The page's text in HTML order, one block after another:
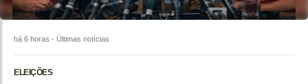
há 6 horas - Últimas notícias
ELEIÇÕES